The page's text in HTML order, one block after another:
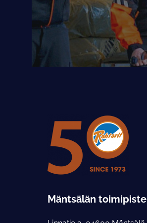
Mäntsälän toimipiste